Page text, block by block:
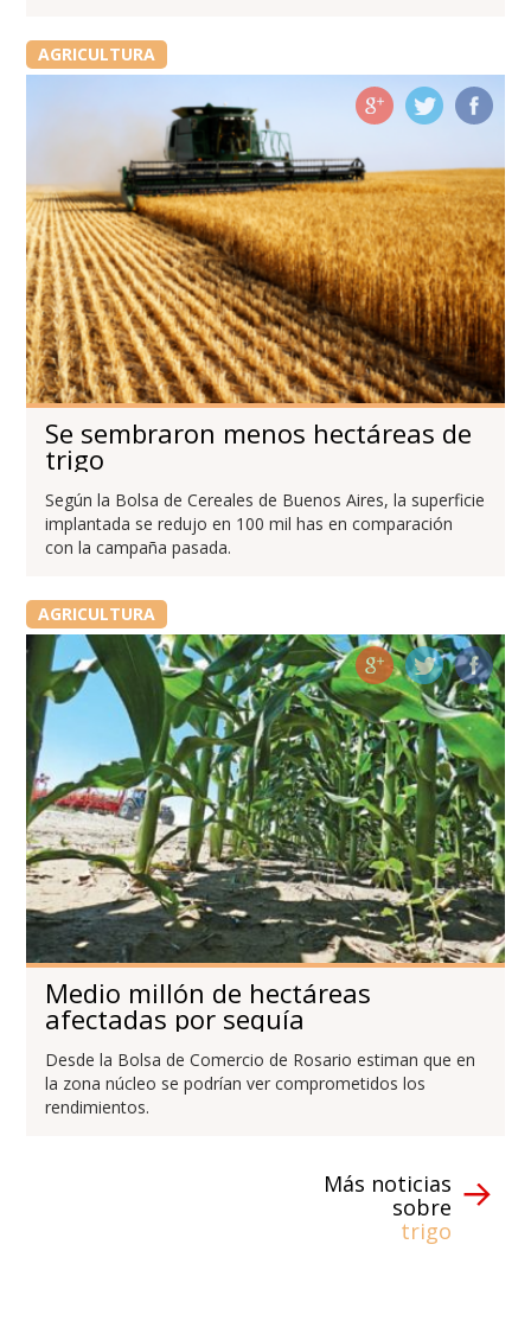
AGRICULTURA
Se sembraron menos hectáreas de
trigo
Según la Bolsa de Cereales de Buenos Aires, la superficie
implantada se redujo en 100 mil has en comparación
con la campaña pasada.
AGRICULTURA
Medio millón de hectáreas
afectadas por sequía
Desde la Bolsa de Comercio de Rosario estiman que en
la zona núcleo se podrían ver comprometidos los
rendimientos.
Más noticias
sobre
trigo